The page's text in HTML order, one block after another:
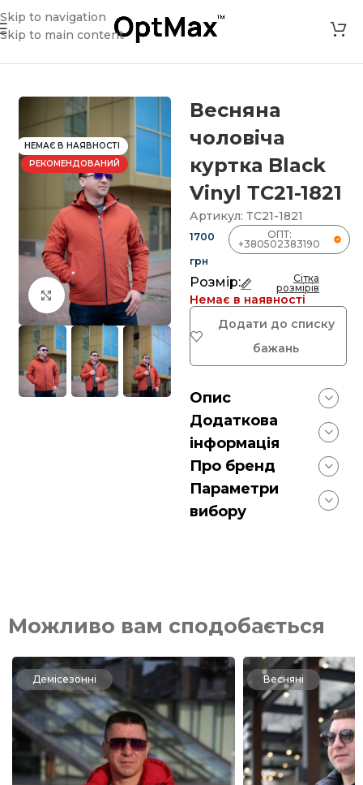
Skip to navigation
Skip to main content
Магазин Весняна чоловіча куртка Black Vinyl ТС21-1821
НЕМАЄ В НАЯВНОСТІ
РЕКОМЕНДОВАНИЙ
Клацніть, щоб збільшити
Весняна
чоловіча
куртка Black
Vinyl ТС21-1821
Артикул: ТС21-1821
1700
грн
ОПТ:
+380502383190
Розмір:
Сітка
розмірів
Немає в наявності
Додати до списку
бажань
Опис
Додаткова
інформація
Про бренд
Параметри
вибору
Можливо вам сподобається
Демісезонні Весняні